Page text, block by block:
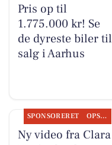
Pris op til
1.775.000 kr! Se
de dyreste biler til
salg i Aarhus
SPONSORERET OPSLAGSTAVLEN
Ny video fra Clara